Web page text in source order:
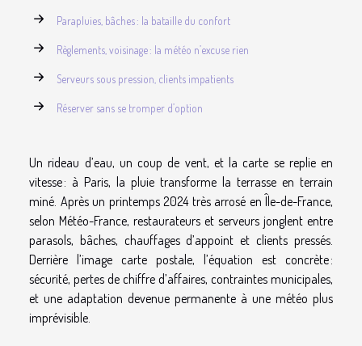
Parapluies, bâches : la bataille du confort
Règlements, voisinage : la météo n’excuse rien
Serveurs sous pression, clients impatients
Réserver sans se tromper d’option
Un rideau d’eau, un coup de vent, et la carte se replie en
vitesse : à Paris, la pluie transforme la terrasse en terrain
miné. Après un printemps 2024 très arrosé en Île-de-France,
selon Météo-France, restaurateurs et serveurs jonglent entre
parasols, bâches, chauffages d’appoint et clients pressés.
Derrière l’image carte postale, l’équation est concrète :
sécurité, pertes de chiffre d’affaires, contraintes municipales,
et une adaptation devenue permanente à une météo plus
imprévisible.